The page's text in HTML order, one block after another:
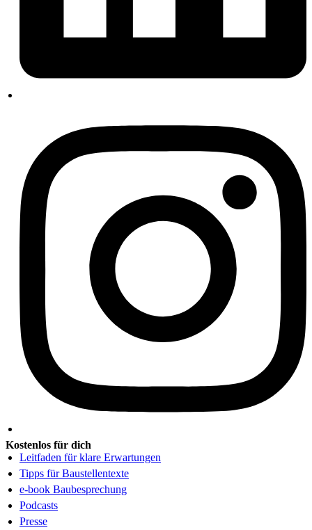
Kostenlos für dich
Leitfaden für klare Erwartungen
Tipps für Baustellentexte
e-book Baubesprechung
Podcasts
Presse